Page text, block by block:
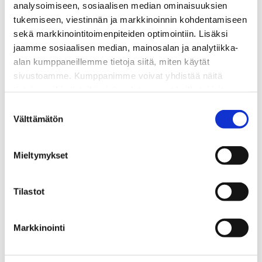
analysoimiseen, sosiaalisen median ominaisuuksien
tukemiseen, viestinnän ja markkinoinnin kohdentamiseen
sekä markkinointitoimenpiteiden optimointiin. Lisäksi
jaamme sosiaalisen median, mainosalan ja analytiikka-
alan kumppaneillemme tietoja siitä, miten käytät
sivustoamme. Kumppanimme voivat yhdistää näitä
valinta
Välttämätön
Mieltymykset
Tilastot
Markkinointi
Litiumioniakkutekniikka ja Hybridi- ja
KIRJAT KIRJAT JA TUOTTEET
60,79 €
kirjat
yhdessä
edullisemmin